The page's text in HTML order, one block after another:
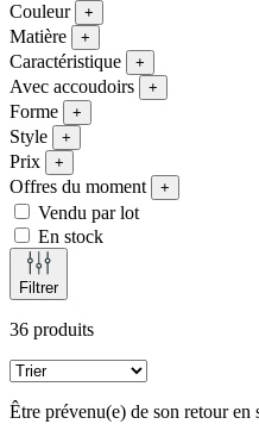
Couleur +
Matière +
Caractéristique +
Avec accoudoirs +
Forme +
Style +
Prix +
Offres du moment +
Vendu par lot
En stock
Filtrer
36 produits
Être prévenu(e) de son retour en